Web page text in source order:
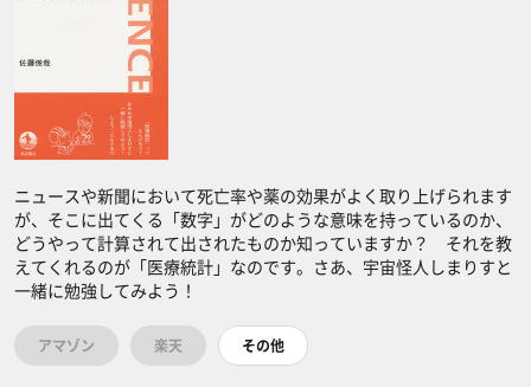
ニュースや新聞において死亡率や薬の効果がよく取り上げられます
が、そこに出てくる「数字」がどのような意味を持っているのか、
どうやって計算されて出されたものか知っていますか？ それを教
えてくれるのが「医療統計」なのです。さあ、宇宙怪人しまりすと
一緒に勉強してみよう！
アマゾン 楽天 その他